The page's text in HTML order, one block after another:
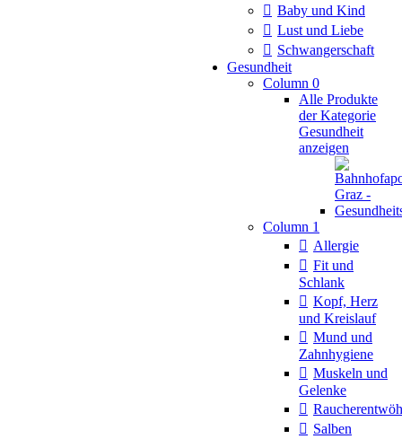
Baby und Kind
Lust und Liebe
Schwangerschaft
Gesundheit
Column 0
Alle Produkte
der Kategorie
Gesundheit
anzeigen
Column 1
Allergie
Fit und
Schlank
Kopf, Herz
und Kreislauf
Mund und
Zahnhygiene
Muskeln und
Gelenke
Salben